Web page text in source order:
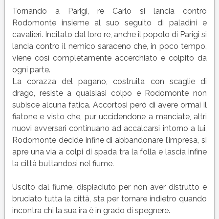
poema
Orlando
Furioso
Tornando a Parigi, re Carlo si lancia contro
Rodomonte insieme al suo seguito di paladini e
cavalieri. Incitato dal loro re, anche il popolo di Parigi si
lancia contro il nemico saraceno che, in poco tempo,
viene così completamente accerchiato e colpito da
ogni parte.
La corazza del pagano, costruita con scaglie di
drago, resiste a qualsiasi colpo e Rodomonte non
subisce alcuna fatica. Accortosi però di avere ormai il
fiatone e visto che, pur uccidendone a manciate, altri
nuovi avversari continuano ad accalcarsi intorno a lui,
Rodomonte decide infine di abbandonare l’impresa, si
apre una via a colpi di spada tra la folla e lascia infine
la città buttandosi nel fiume.
Uscito dal fiume, dispiaciuto per non aver distrutto e
bruciato tutta la città, sta per tornare indietro quando
incontra chi la sua ira è in grado di spegnere.